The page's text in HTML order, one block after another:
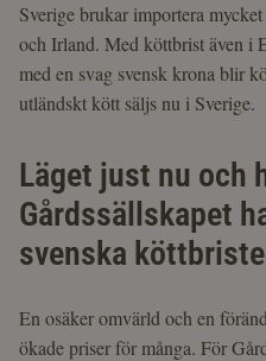
Sverige brukar importera
och Irland. Med köttbrist även i
med en svag svensk krona blir
utländskt kött säljs nu i Sverige.
Läget just nu och
Gårdssällskapet
svenska
En osäker omvärld och en
ökade priser för många. För